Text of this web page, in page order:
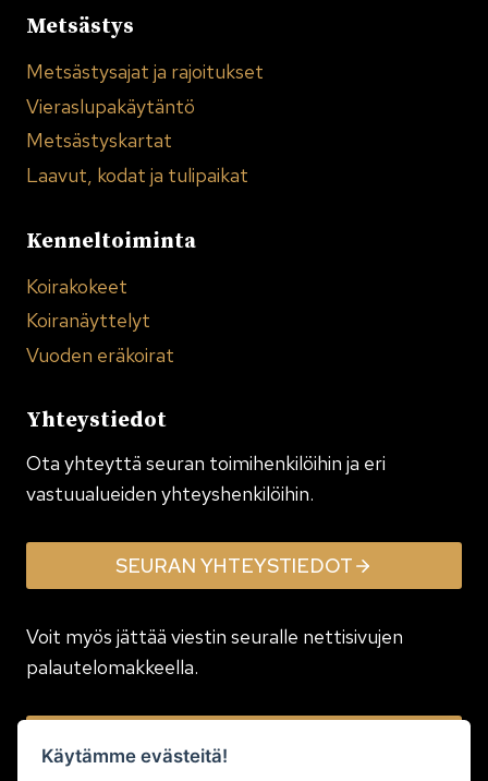
Metsästys
Metsästysajat ja rajoitukset
Vieraslupakäytäntö
Metsästyskartat
Laavut, kodat ja tulipaikat
Kenneltoiminta
Koirakokeet
Koiranäyttelyt
Vuoden eräkoirat
Yhteystiedot
Ota yhteyttä seuran toimi­henkilöihin ja eri
vastuualueiden yhteyshenkilöihin.
SEURAN YHTEYSTIEDOT
Voit myös jättää viestin seuralle nettisivujen
palautelomakkeella.
Käytämme evästeitä!